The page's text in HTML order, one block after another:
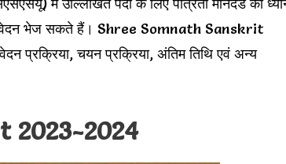
में उल्लिखित पदों के लिए पात्रता मानदंड को
भेज सकते हैं। Shree Somnath Sanskrit
प्रक्रिया, चयन प्रक्रिया, अंतिम तिथि एवं अन्य
2023-2024